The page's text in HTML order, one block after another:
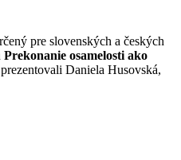
pre slovenských a českých
Prekonanie osamelosti ako
Daniela Husovská,